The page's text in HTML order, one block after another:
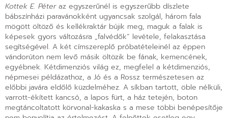
Kottek E. Péteraz egyszerűnél is egyszerűbb díszlete
bábszínházi paravánokként ugyancsak szolgál, három fala
mögött öltöző és kellékraktár bújik meg, maguk a falak is
képesek gyors változásra „falvédők” levétele, felakasztása
segítségével. A két címszereplő próbatételeinél az éppen
vándorúton nem levő másik öltözik be fának, kemencének,
egyébnek. Kétdimenziós világ ez, megfelel a kétdimenziós,
népmesei példázathoz, a Jó és a Rossz természetesen az
előbbi javára eldőlő küzdelméhez. A síkban tartott, öble nélküli,
varrott-ékített kancsó, a lapos fürt, a ház tetején, boton
megtáncoltatott körvonal-kakaska s a mese többi benépesítője